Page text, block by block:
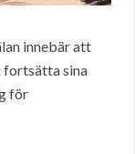
innebär att
fortsätta sina
för